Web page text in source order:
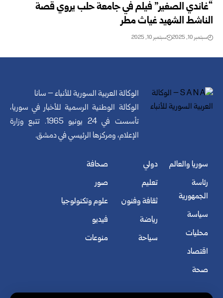
“غاندي الصغير” فيلم في جامعة حلب يروي قصة
الناشط الشهيد غياث مطر
سبتمبر 10, 2025 سبتمبر 10, 2025
الوكالة العربية السورية للأنباء – سانا
الوكالة الوطنية الرسمية للأخبار في سوريا،
تأسست في 24 يونيو 1965. تتبع وزارة
الإعلام، ومركزها الرئيسي في دمشق.
سوريا والعالم
رئاسة
الجمهورية
سياسة
محليات
اقتصاد
صحة
دولي
تعليم
ثقافة وفنون
رياضة
سياحة
صحافة
صور
علوم وتكنولوجيا
فيديو
منوعات